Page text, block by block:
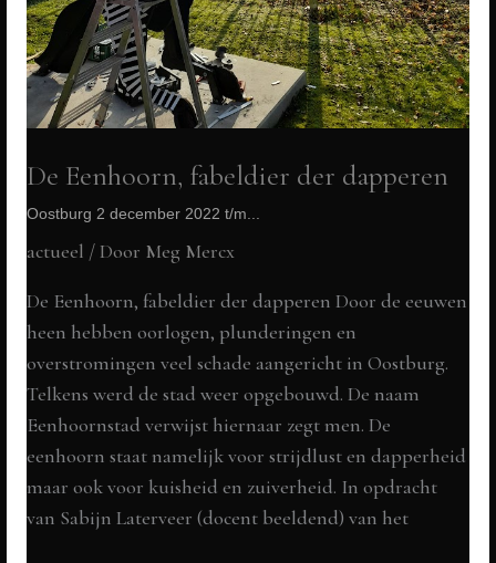
De Eenhoorn, fabeldier der dapperen
Oostburg 2 december 2022 t/m...
actueel / Door Meg Mercx
De Eenhoorn, fabeldier der dapperen Door de eeuwen
heen hebben oorlogen, plunderingen en
overstromingen veel schade aangericht in Oostburg.
Telkens werd de stad weer opgebouwd. De naam
Eenhoornstad verwijst hiernaar zegt men. De
eenhoorn staat namelijk voor strijdlust en dapperheid
maar ook voor kuisheid en zuiverheid. In opdracht
van Sabijn Laterveer (docent beeldend) van het